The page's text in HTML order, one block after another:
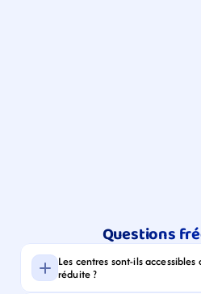
Questions
Les centres sont-ils
réduite ?